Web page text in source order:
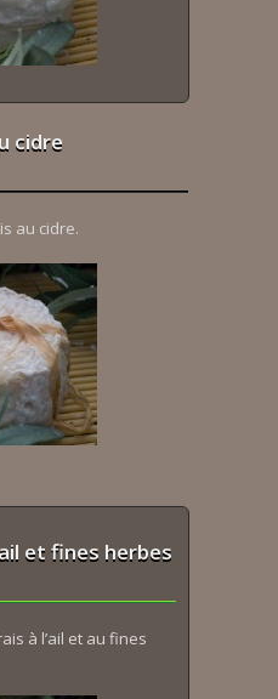
cidre
au cidre.
et fines herbes
à l’ail et au fines